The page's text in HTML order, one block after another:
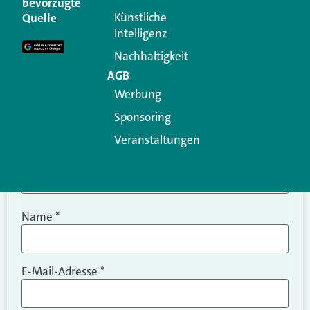
Erforderliche Felder sind mit
Kommentar
Name *
E-Mail-Adresse *
Quelle
Künstliche
Intelligenz
Nachhaltigkeit
AGB
Werbung
Sponsoring
Veranstaltungen